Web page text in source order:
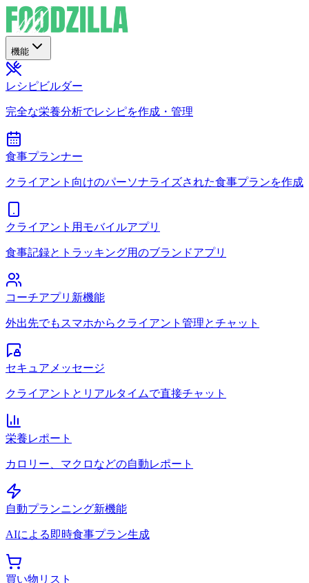
機能
レシピビルダー
完全な栄養分析でレシピを作成・管理
食事プランナー
クライアント向けのパーソナライズされた食事プランを作成
クライアント用モバイルアプリ
食事記録とトラッキング用のブランドアプリ
コーチアプリ 新機能
外出先でもスマホからクライアント管理とチャット
セキュアメッセージ
クライアントとリアルタイムで直接チャット
栄養レポート
カロリー、マクロなどの自動レポート
自動プランニング新機能
AIによる即時食事プラン生成
買い物リスト